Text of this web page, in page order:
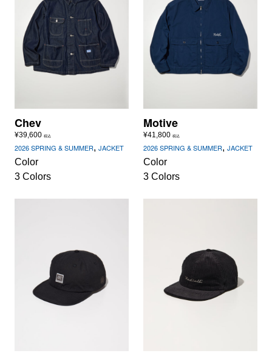
Chev
¥39,600 税込
2026 SPRING & SUMMER, JACKET
Color
3 Colors
Motive
¥41,800 税込
2026 SPRING & SUMMER, JACKET
Color
3 Colors